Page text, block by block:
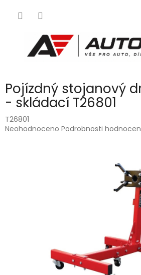
Pojízdný stojanový
- skládací T26801
T26801
Průměrné
Neohodnoceno Podrobnosti